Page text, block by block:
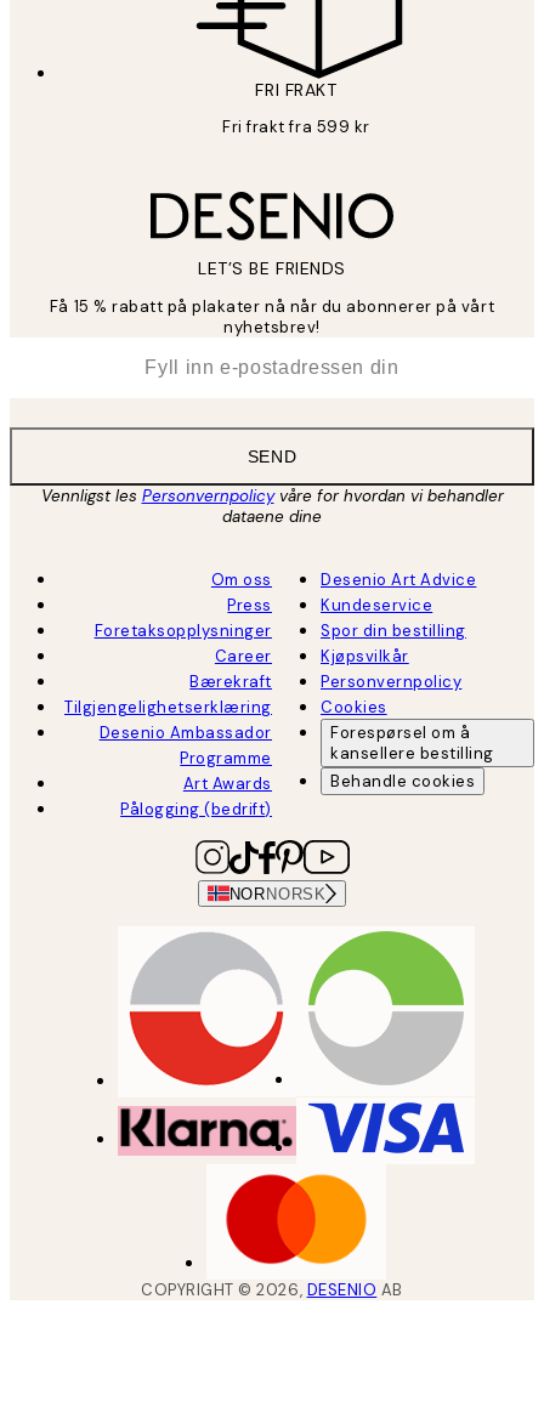
FRI FRAKT
Fri frakt fra 599 kr
LET’S BE FRIENDS
Få 15 % rabatt på plakater nå når du abonnerer på vårt
nyhetsbrev!
SEND
Vennligst les Personvernpolicyvåre for hvordan vi behandler
dataene dine
Om oss
Press
Foretaksopplysninger
Career
Bærekraft
Tilgjengelighetserklæring
Desenio Ambassador
Programme
Art Awards
Pålogging (bedrift)
Desenio Art Advice
Kundeservice
Spor din bestilling
Kjøpsvilkår
Personvernpolicy
Cookies
Forespørsel om å
kansellere bestilling
Behandle cookies
NORNORSK
COPYRIGHT ©2026, DESENIO AB